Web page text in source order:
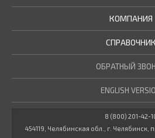
ТРУБЫ В
МЕТАЛЛОПРОКАТ В
ДОСТАВКА
РЕЗКА В
ПРОЧИЕ
КОМПАНИЯ
О НАС
НОВОСТИ
СТАТЬИ
ДОКУМЕНТЫ
СПРАВОЧНИК
ГОСТЫ / ТУ
МАРОЧНИК
КУЛЬКУЛЯТОР
ОБРАТНЫЙ
ENGLISH
8 (800) 201-42-
454119, Челябинская обл., г. Челябинск,